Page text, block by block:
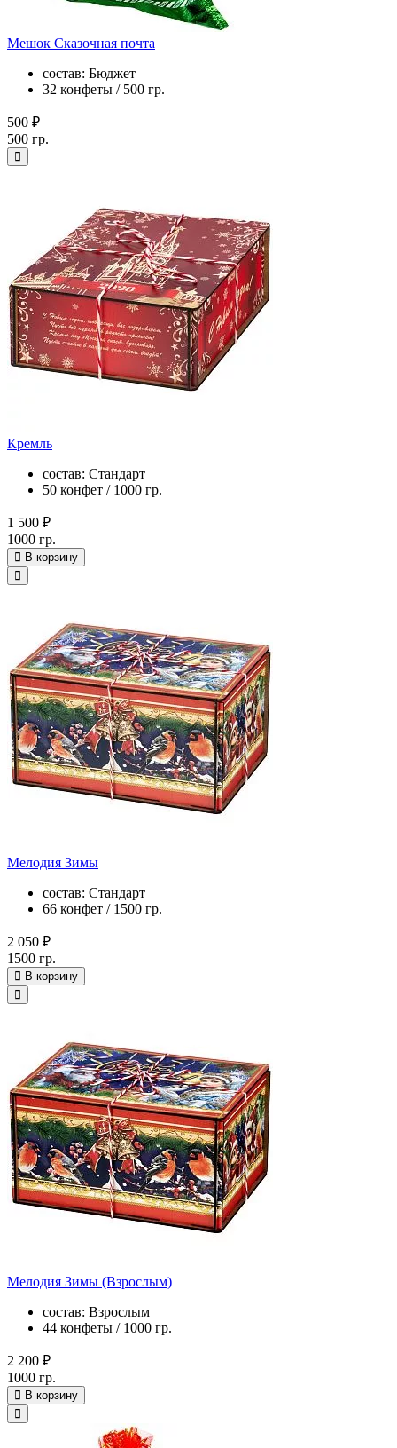
Мешок Сказочная почта
состав: Бюджет
32 конфеты / 500 гр.
500 ₽
500 гр.
Кремль
состав: Стандарт
50 конфет / 1000 гр.
1 500 ₽
1000 гр.
В корзину
Мелодия Зимы
состав: Стандарт
66 конфет / 1500 гр.
2 050 ₽
1500 гр.
В корзину
Мелодия Зимы (Взрослым)
состав: Взрослым
44 конфеты / 1000 гр.
2 200 ₽
1000 гр.
В корзину